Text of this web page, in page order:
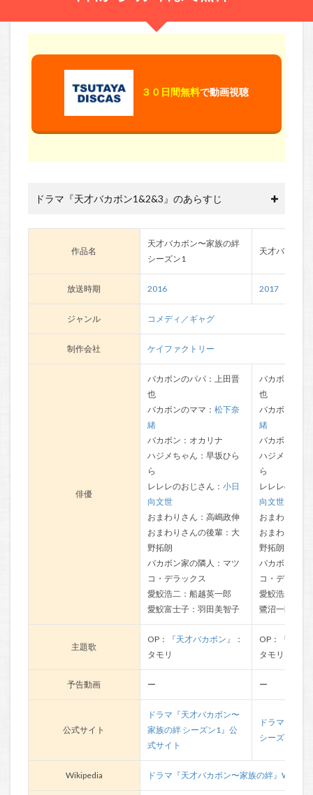
３０日間無料で動画視聴
ドラマ『天才バカボン1&2&3』のあらすじ
作品名
天才バカボン〜家族の絆
シーズン1
天才バカボン
放送時期 2016 2017
ジャンル コメディ／ギャグ
制作会社 ケイファクトリー
俳優
バカボンのパパ：上田晋
也
バカボンのママ： 松下奈
緒
バカボン：オカリナ
ハジメちゃん：早坂ひら
ら
レレレのおじさん： 小日
向文世
おまわりさん：高嶋政伸
おまわりさんの後輩：大
野拓朗
バカボン家の隣人：マツ
コ・デラックス
愛鮫浩二：船越英一郎
愛鮫富士子：羽田美智子
バカボンのパ
也
バカボンのマ
緒
バカボン：オ
ハジメちゃん
ら
レレレのおじ
向文世
おまわりさん
おまわりさん
野拓朗
バカボン家の
コ・デラック
愛鮫浩二：船
鷺沼一郎：
主題歌
OP： 『天才バカボン』
：
タモリ
OP：
『天才
タモリ
予告動画 ー ー
公式サイト
ドラマ『天才バカボン〜
家族の絆 シーズン1』公
式サイト
ドラマ『天
シーズン2』
Wikipedia ドラマ『天才バカボン〜家族の絆』